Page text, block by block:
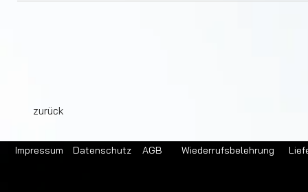
zurück
Impressum Datenschutz AGB Wiederrufsbelehrung